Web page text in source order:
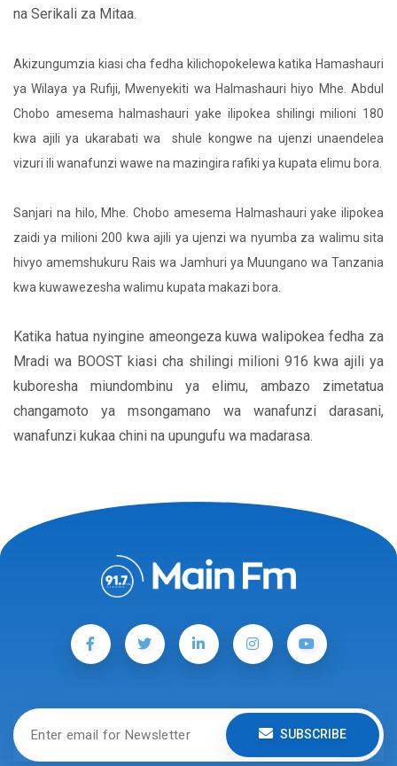
na Serikali za Mitaa.
Akizungumzia kiasi cha fedha kilichopokelewa katika Hamashauri
ya Wilaya ya Rufiji, Mwenyekiti wa Halmashauri hiyo Mhe. Abdul
Chobo amesema halmashauri yake ilipokea shilingi milioni 180
kwa ajili ya ukarabati wa shule kongwe na ujenzi unaendelea
vizuri ili wanafunzi wawe na mazingira rafiki ya kupata elimu bora.
Sanjari na hilo, Mhe. Chobo amesema Halmashauri yake ilipokea
zaidi ya milioni 200 kwa ajili ya ujenzi wa nyumba za walimu sita
hivyo amemshukuru Rais wa Jamhuri ya Muungano wa Tanzania
kwa kuwawezesha walimu kupata makazi bora.
Katika hatua nyingine ameongeza kuwa walipokea fedha za
Mradi wa BOOST kiasi cha shilingi milioni 916 kwa ajili ya
kuboresha miundombinu ya elimu, ambazo zimetatua
changamoto ya msongamano wa wanafunzi darasani,
wanafunzi kukaa chini na upungufu wa madarasa.
SUBSCRIBE